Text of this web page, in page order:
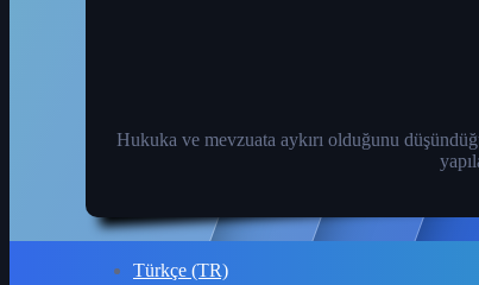
Hukuka ve mevzuata aykırı olduğunu
Türkçe (TR)